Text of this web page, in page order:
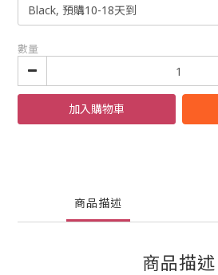
數量
加入購物車
商品描述
商品描述